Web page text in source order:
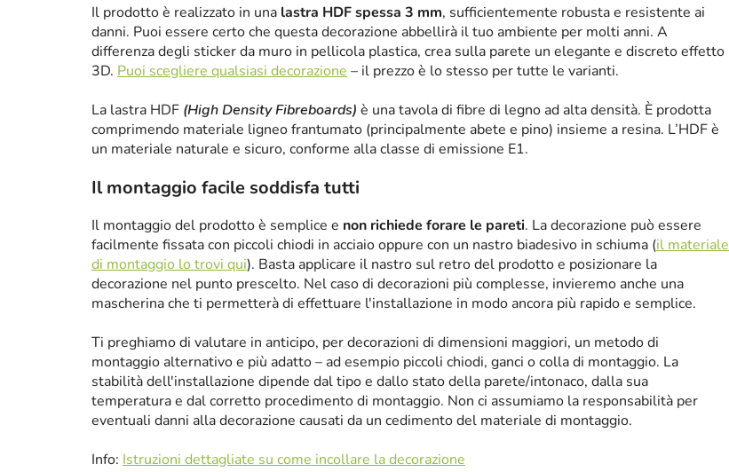
Il prodotto è realizzato in una lastra HDF spessa 3 mm, sufficientemente robusta e resistente ai
danni. Puoi essere certo che questa decorazione abbellirà il tuo ambiente per molti anni. A
differenza degli sticker da muro in pellicola plastica, crea sulla parete un elegante e discreto effetto
3D. Puoi scegliere qualsiasi decorazione – il prezzo è lo stesso per tutte le varianti.
La lastra HDF (High Density Fibreboards) è una tavola di fibre di legno ad alta densità. È prodotta
comprimendo materiale ligneo frantumato (principalmente abete e pino) insieme a resina. L’HDF è
un materiale naturale e sicuro, conforme alla classe di emissione E1.
Il montaggio facile soddisfa tutti
Il montaggio del prodotto è semplice e non richiede forare le pareti. La decorazione può essere
facilmente fissata con piccoli chiodi in acciaio oppure con un nastro biadesivo in schiuma (il materiale
di montaggio lo trovi qui). Basta applicare il nastro sul retro del prodotto e posizionare la
decorazione nel punto prescelto. Nel caso di decorazioni più complesse, invieremo anche una
mascherina che ti permetterà di effettuare l'installazione in modo ancora più rapido e semplice.
Ti preghiamo di valutare in anticipo, per decorazioni di dimensioni maggiori, un metodo di
montaggio alternativo e più adatto – ad esempio piccoli chiodi, ganci o colla di montaggio. La
stabilità dell'installazione dipende dal tipo e dallo stato della parete/intonaco, dalla sua
temperatura e dal corretto procedimento di montaggio. Non ci assumiamo la responsabilità per
eventuali danni alla decorazione causati da un cedimento del materiale di montaggio.
Info: Istruzioni dettagliate su come incollare la decorazione